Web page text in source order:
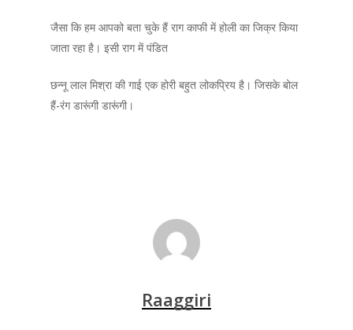
जैसा कि हम आपको बता चुके हैं राग काफी में होली का जिक्र किया
जाता रहा है। इसी राग में पंडित
छन्नू लाल मिश्रा की गाई एक होरी बहुत लोकप्रिय है। जिसके बोल
हैं-रंग डारूंगी डारूंगी।
Raaggiri